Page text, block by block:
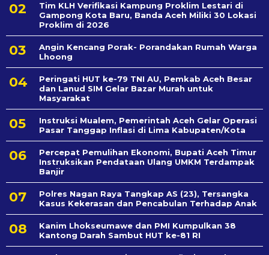
Tim KLH Verifikasi Kampung Proklim Lestari di
Gampong Kota Baru, Banda Aceh Miliki 30 Lokasi
Proklim di 2026
Angin Kencang Porak- Porandakan Rumah Warga
Lhoong
Peringati HUT ke-79 TNI AU, Pemkab Aceh Besar
dan Lanud SIM Gelar Bazar Murah untuk
Masyarakat
Instruksi Mualem, Pemerintah Aceh Gelar Operasi
Pasar Tanggap Inflasi di Lima Kabupaten/Kota
Percepat Pemulihan Ekonomi, Bupati Aceh Timur
Instruksikan Pendataan Ulang UMKM Terdampak
Banjir
Polres Nagan Raya Tangkap AS (23), Tersangka
Kasus Kekerasan dan Pencabulan Terhadap Anak
Kanim Lhokseumawe dan PMI Kumpulkan 38
Kantong Darah Sambut HUT ke-81 RI